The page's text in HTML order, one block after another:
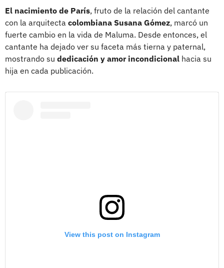
El nacimiento de París, fruto de la relación del cantante
con la arquitecta colombiana Susana Gómez, marcó un
fuerte cambio en la vida de Maluma. Desde entonces, el
cantante ha dejado ver su faceta más tierna y paternal,
mostrando su dedicación y amor incondicional hacia su
hija en cada publicación.
View this post on Instagram